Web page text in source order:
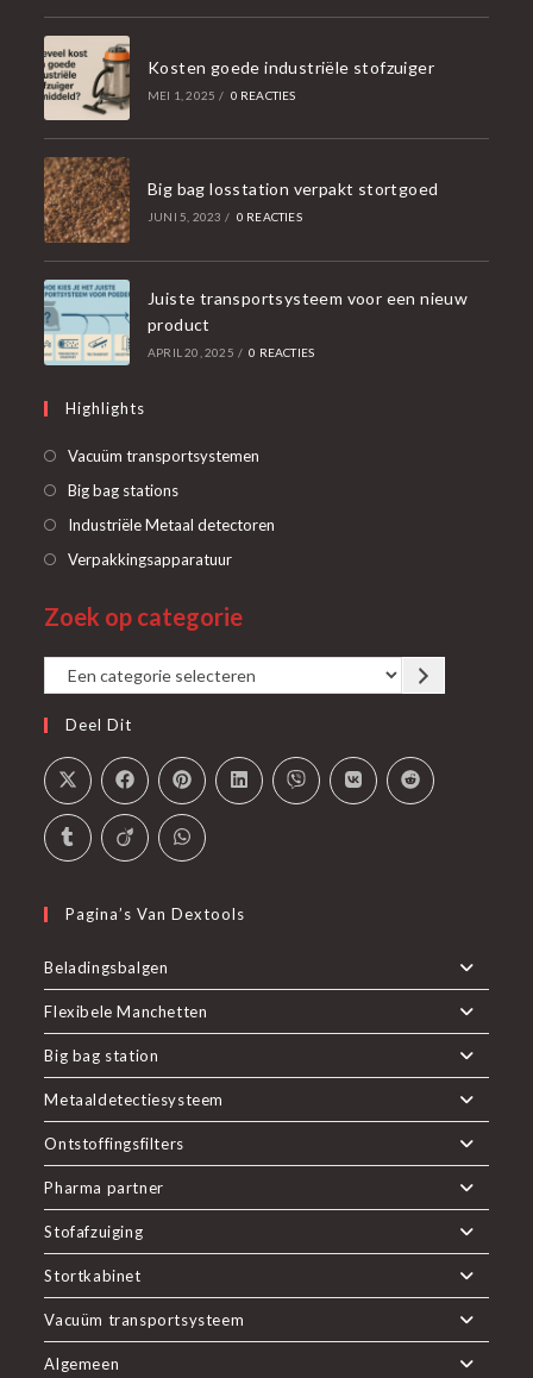
Kosten goede industriële stofzuiger
MEI 1, 2025 / 0 REACTIES
Big bag losstation verpakt stortgoed
JUNI 5, 2023 / 0 REACTIES
Juiste transportsysteem voor een nieuw
product
APRIL 20, 2025 / 0 REACTIES
Highlights
Vacuüm transportsystemen
Big bag stationsOpent
in
Industriële Metaal detectoren
VerpakkingsapparatuurOpent
een
tab
Zoek op categorie
Een
categorie
selecteren
Deel Dit
Pagina’s Van Dextools
Beladingsbalgen
Flexibele Manchetten
Big bag station
Metaaldetectiesysteem
Ontstoffingsfilters
Pharma partner
Stofafzuiging
Stortkabinet
Vacuüm transportsysteem
Algemeen